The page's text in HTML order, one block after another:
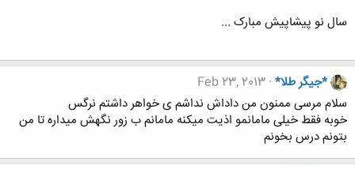
سال نو پیشاپیش مبارک ...
*جیگر طلا* Feb 23, 2013
سلام مرسی ممنون من داداش نداشم ی خواهر داشتم نرگس
خوبه فقط خیلی مامانمو اذیت میکنه مامانم ب زور نگهش میداره تا من
بتونم درس بخونم